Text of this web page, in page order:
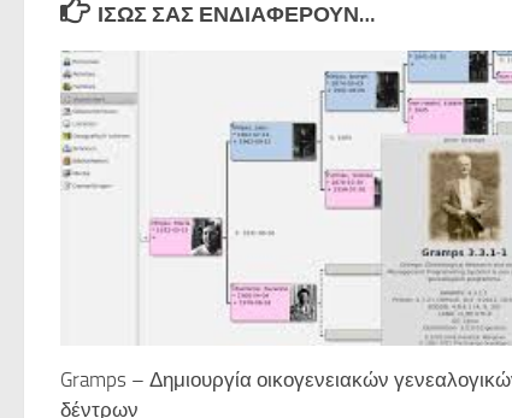
ΊΣΩΣ ΣΑΣ ΕΝΔΙΑΦΈΡΟΥΝ…
Gramps – Δημιουργία οικογενειακών
δέντρων